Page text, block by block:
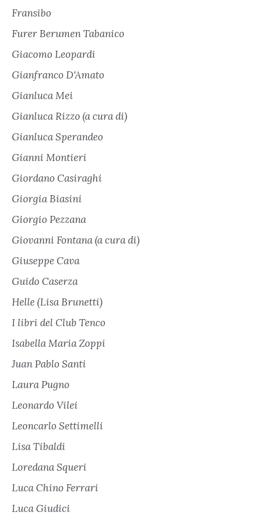
Fransibo
Furer Berumen Tabanico
Giacomo Leopardi
Gianfranco D'Amato
Gianluca Mei
Gianluca Rizzo (a cura di)
Gianluca Sperandeo
Gianni Montieri
Giordano Casiraghi
Giorgia Biasini
Giorgio Pezzana
Giovanni Fontana (a cura di)
Giuseppe Cava
Guido Caserza
Helle (Lisa Brunetti)
I libri del Club Tenco
Isabella Maria Zoppi
Juan Pablo Santi
Laura Pugno
Leonardo Vilei
Leoncarlo Settimelli
Lisa Tibaldi
Loredana Squeri
Luca Chino Ferrari
Luca Giudici